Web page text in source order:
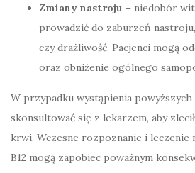
Zmiany nastroju – niedobór
prowadzić do zaburzeń
czy drażliwość. Pacjenci mogą
oraz obniżenie ogólnego
W przypadku wystąpienia
skonsultować się z lekarzem, aby
krwi. Wczesne rozpoznanie i leczenie
B12 mogą zapobiec poważnym